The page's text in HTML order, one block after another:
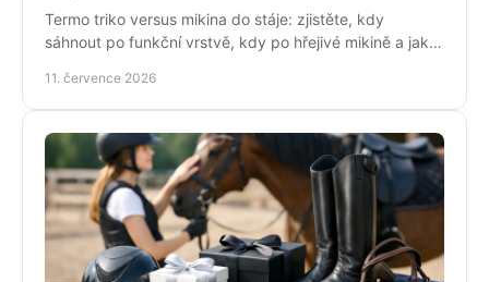
Termo triko versus mikina do stáje: zjistěte, kdy
sáhnout po funkční vrstvě, kdy po hřejivé mikině a jak
11. července 2026